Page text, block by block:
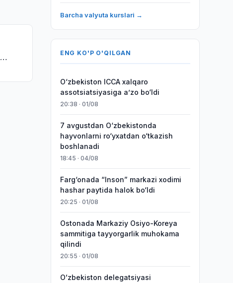
Barcha valyuta kurslari →
ENG KO'P O'QILGAN
O‘zbekiston ICCA xalqaro
assotsiatsiyasiga aʼzo bo‘ldi
20:38 · 01/08
7 avgustdan O‘zbekistonda
hayvonlarni ro‘yxatdan o‘tkazish
boshlanadi
18:45 · 04/08
Farg‘onada “Inson” markazi xodimi
hashar paytida halok bo‘ldi
20:25 · 01/08
Ostonada Markaziy Osiyo-Koreya
sammitiga tayyorgarlik muhokama
qilindi
20:55 · 01/08
Oʻzbekiston delegatsiyasi